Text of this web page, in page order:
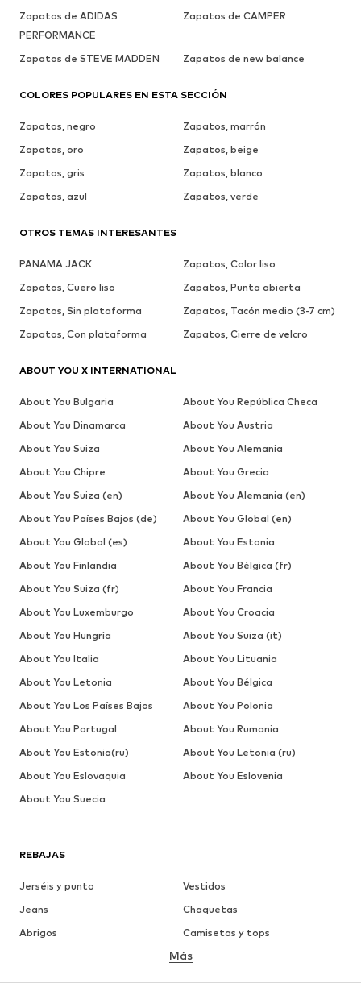
REBAJAS
Jerséis y punto
Vestidos
Jeans
Chaquetas
Abrigos
Camisetas y tops
Ropa interior
Faldas
Blusas y camisas
Más
Zapatos de ADIDAS
PERFORMANCE
Zapatos de CAMPER
Zapatos de STEVE MADDEN Zapatos de new balance
COLORES POPULARES EN ESTA SECCIÓN
Zapatos, negro
Zapatos, marrón
Zapatos, oro
Zapatos, beige
Zapatos, gris
Zapatos, blanco
Zapatos, azul
Zapatos, verde
OTROS TEMAS INTERESANTES
PANAMA JACK
Zapatos, Color liso
Zapatos, Cuero liso
Zapatos, Punta abierta
Zapatos, Sin plataforma
Zapatos, Tacón medio (3-7 cm)
Zapatos, Con plataforma
Zapatos, Cierre de velcro
ABOUT YOU X INTERNATIONAL
About You Bulgaria
About You República Checa
About You Dinamarca
About You Austria
About You Suiza
About You Alemania
About You Chipre
About You Grecia
About You Suiza (en)
About You Alemania (en)
About You Países Bajos (de)
About You Global (en)
About You Global (es)
About You Estonia
About You Finlandia
About You Bélgica (fr)
About You Suiza (fr)
About You Francia
About You Luxemburgo
About You Croacia
About You Hungría
About You Suiza (it)
About You Italia
About You Lituania
About You Letonia
About You Bélgica
About You Los Países Bajos
About You Polonia
About You Portugal
About You Rumania
About You Estonia(ru)
About You Letonia (ru)
About You Eslovaquia
About You Eslovenia
About You Suecia